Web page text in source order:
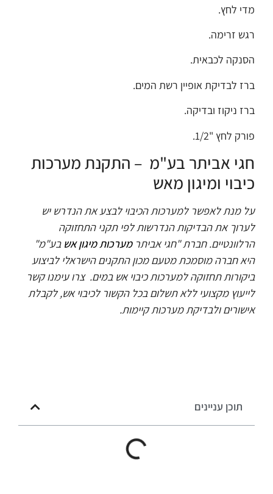
מדי לחץ.
רגש זרימה.
הסנקה לכבאית.
ברז לבדיקת אופיין רשת המים.
ברז ניקוז ובדיקה.
פורק לחץ "1/2.
חגי אביתר בע"מ – התקנת מערכות
כיבוי ומיגון מאש
על מנת לאפשר למערכות הכיבוי לבצע את הנדרש יש
לערוך את הבדיקות הנדרשות לפי תקני התחזוקה
הרלוונטיים.חברת "חגי אביתרמערכות מיגון אש בע"מ"
היא חברה מוסמכת מטעם מכון התקנים הישראלי לביצוע
ביקורות תחזוקה למערכות כיבוי אש במים. צרו עימנו קשר
לייעוץ מקצועי ללא תשלום בכל הקשור לכיבוי אש, לקבלת
אישורים ולבדיקת מערכות קיימות.
תוכן עניינים